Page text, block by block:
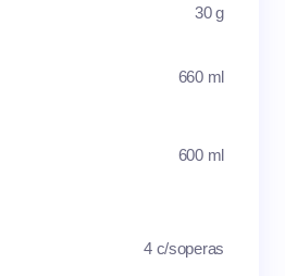
30 g
660 ml
600 ml
4 c/soperas